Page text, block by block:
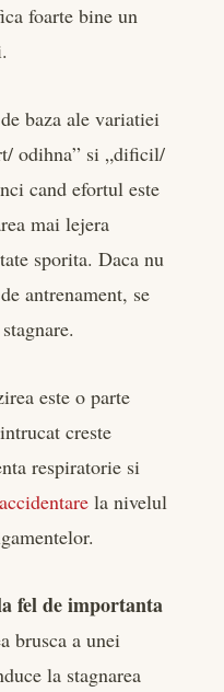
foarte bine un
baza ale variatiei
odihna” si „dificil/
cand efortul este
mai lejera
sporita. Daca nu
antrenament, se
este o parte
creste
respiratorie si
la nivelul
fel de importanta
brusca a unei
la stagnarea